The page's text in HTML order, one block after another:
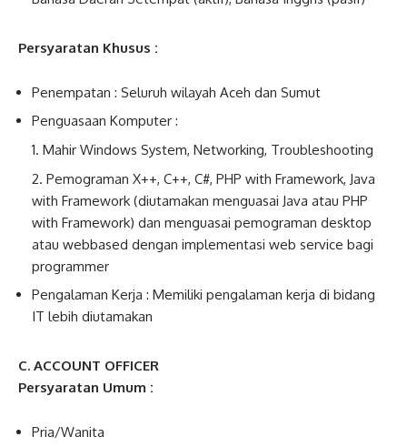
Persyaratan Khusus :
Penempatan : Seluruh wilayah Aceh dan Sumut
Penguasaan Komputer :
Mahir Windows System, Networking, Troubleshooting
Pemograman X++, C++, C#, PHP with Framework, Java
with Framework (diutamakan menguasai Java atau PHP
with Framework) dan menguasai pemograman desktop
atau webbased dengan implementasi web service bagi
programmer
Pengalaman Kerja : Memiliki pengalaman kerja di bidang
IT lebih diutamakan
C. ACCOUNT OFFICER
Persyaratan Umum :
Pria/Wanita